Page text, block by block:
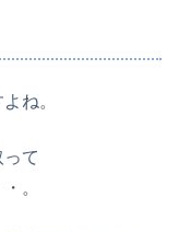
ね。
て
。